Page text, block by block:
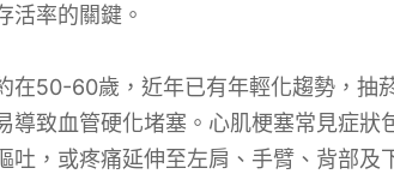
活率的關鍵。
在50-60歲，近年已有年輕化趨勢，抽
導致血管硬化堵塞。心肌梗塞常見症狀
吐，或疼痛延伸至左肩、手臂、背部